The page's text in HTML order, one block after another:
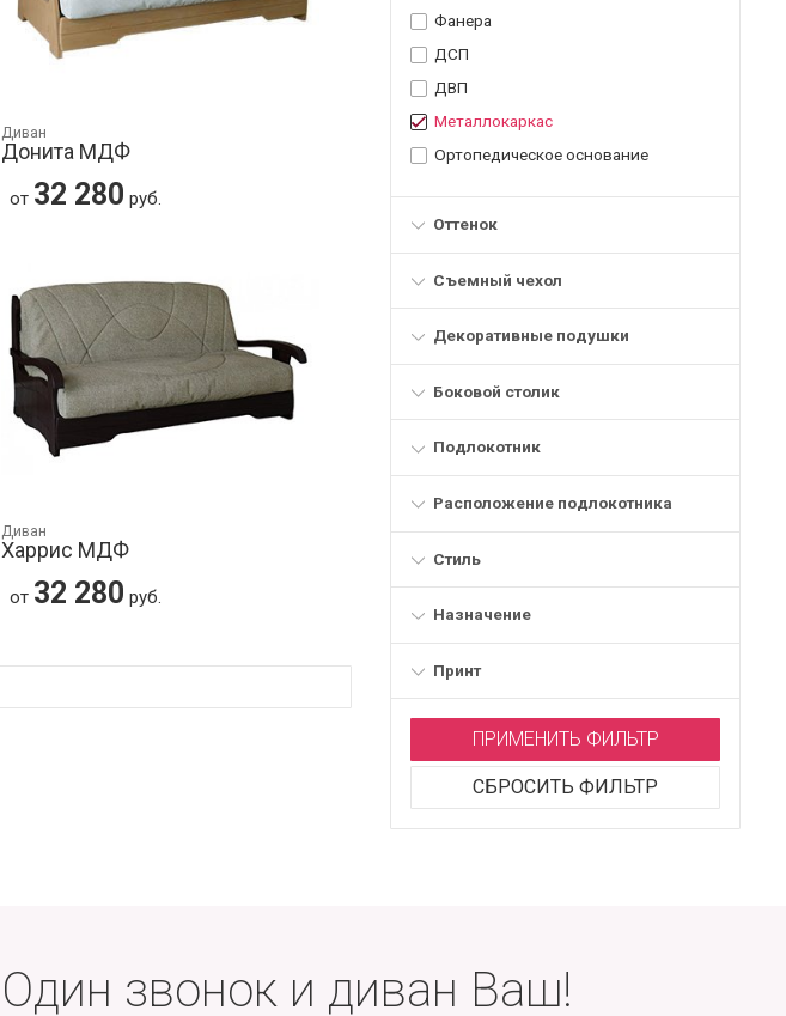
Фанера
ДСП
ДВП
Металлокаркас
Ортопедическое основание
Оттенок
Съемный чехол
Декоративные подушки
Боковой столик
Подлокотник
Расположение подлокотника
Стиль
Назначение
Принт
ПРИМЕНИТЬ ФИЛЬТР
СБРОСИТЬ ФИЛЬТР
Диван
Донита МДФ
от 32 280 руб.
Диван
Харрис МДФ
от 32 280 руб.
Один звонок и диван Ваш!